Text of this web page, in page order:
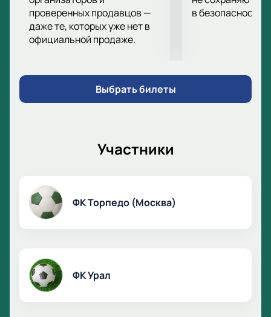
несколько минут и официальные билеты на футбол
у вас в кармане!
проверенных продавцов —
даже те, которых уже нет в
официальной продаже.
в безопасности.
Выбрать билеты
Участники
ФК Торпедо (Москва)
ФК Урал